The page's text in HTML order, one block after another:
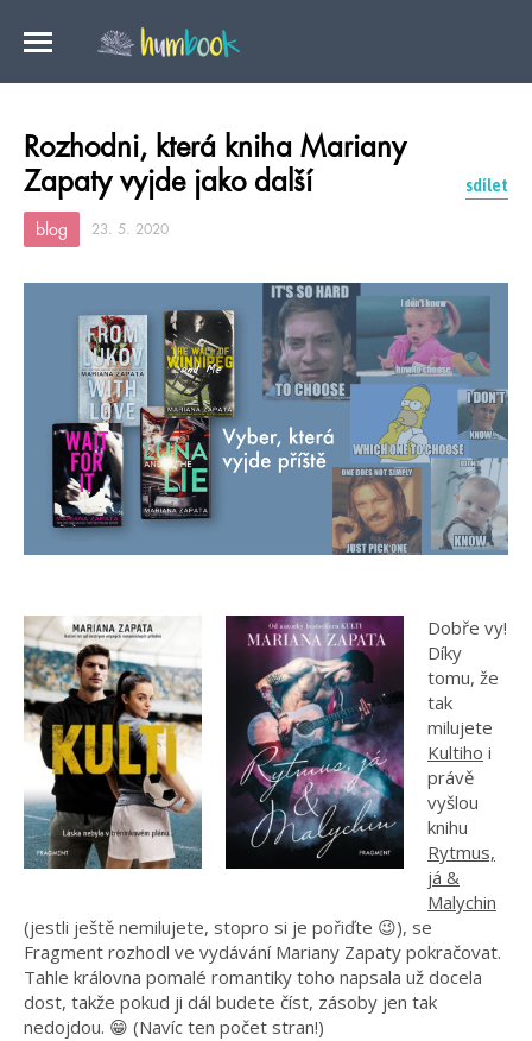
Rozhodni, která kniha Mariany
Zapaty vyjde jako další
sdílet
blog 23. 5. 2020
Dobře vy!
Díky
tomu, že
tak
milujete
Kultiho i
právě
vyšlou
knihu
Rytmus,
já &
Malychin
(jestli ještě nemilujete, stopro si je pořiďte 😉), se
Fragment rozhodl ve vydávání Mariany Zapaty pokračovat.
Tahle královna pomalé romantiky toho napsala už docela
dost, takže pokud ji dál budete číst, zásoby jen tak
nedojdou. 😁 (Navíc ten počet stran!)